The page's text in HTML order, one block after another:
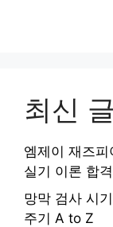
최신 글
엠제이 재즈
실기 이론 합
망막 검사 시
주기 A to Z